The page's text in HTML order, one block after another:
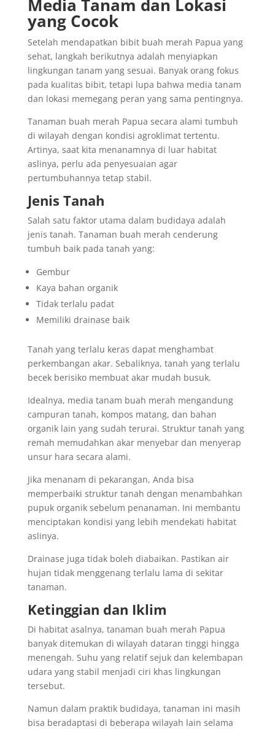
Media Tanam dan Lokasi
yang Cocok
Setelah mendapatkan bibit buah merah Papua yang
sehat, langkah berikutnya adalah menyiapkan
lingkungan tanam yang sesuai. Banyak orang fokus
pada kualitas bibit, tetapi lupa bahwa media tanam
dan lokasi memegang peran yang sama pentingnya.
Tanaman buah merah Papua secara alami tumbuh
di wilayah dengan kondisi agroklimat tertentu.
Artinya, saat kita menanamnya di luar habitat
aslinya, perlu ada penyesuaian agar
pertumbuhannya tetap stabil.
Jenis Tanah
Salah satu faktor utama dalam budidaya adalah
jenis tanah. Tanaman buah merah cenderung
tumbuh baik pada tanah yang:
Gembur
Kaya bahan organik
Tidak terlalu padat
Memiliki drainase baik
Tanah yang terlalu keras dapat menghambat
perkembangan akar. Sebaliknya, tanah yang terlalu
becek berisiko membuat akar mudah busuk.
Idealnya, media tanam buah merah mengandung
campuran tanah, kompos matang, dan bahan
organik lain yang sudah terurai. Struktur tanah yang
remah memudahkan akar menyebar dan menyerap
unsur hara secara alami.
Jika menanam di pekarangan, Anda bisa
memperbaiki struktur tanah dengan menambahkan
pupuk organik sebelum penanaman. Ini membantu
menciptakan kondisi yang lebih mendekati habitat
aslinya.
Drainase juga tidak boleh diabaikan. Pastikan air
hujan tidak menggenang terlalu lama di sekitar
tanaman.
Ketinggian dan Iklim
Di habitat asalnya, tanaman buah merah Papua
banyak ditemukan di wilayah dataran tinggi hingga
menengah. Suhu yang relatif sejuk dan kelembapan
udara yang stabil menjadi ciri khas lingkungan
tersebut.
Namun dalam praktik budidaya, tanaman ini masih
bisa beradaptasi di beberapa wilayah lain selama